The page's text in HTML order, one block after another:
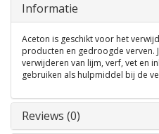
Informatie
Aceton is geschikt voor het
producten en gedroogde verven.
verwijderen van lijm, verf, vet en
gebruiken als hulpmiddel bij de
Reviews (0)